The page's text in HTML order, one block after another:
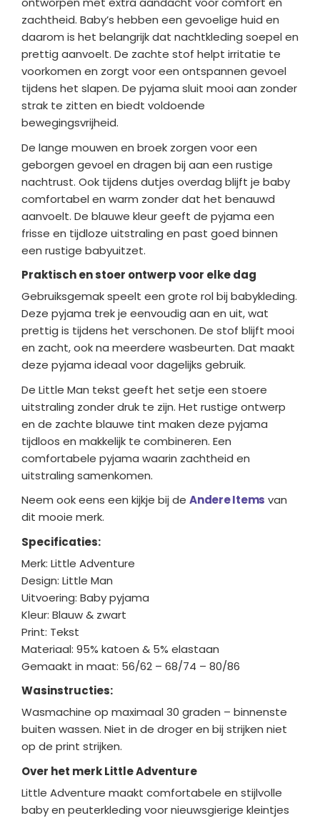
zachtheid. Baby’s hebben een gevoelige huid en
daarom is het belangrijk dat nachtkleding soepel en
prettig aanvoelt. De zachte stof helpt irritatie te
voorkomen en zorgt voor een ontspannen gevoel
tijdens het slapen. De pyjama sluit mooi aan zonder
strak te zitten en biedt voldoende
bewegingsvrijheid.
De lange mouwen en broek zorgen voor een
geborgen gevoel en dragen bij aan een rustige
nachtrust. Ook tijdens dutjes overdag blijft je baby
comfortabel en warm zonder dat het benauwd
aanvoelt. De blauwe kleur geeft de pyjama een
frisse en tijdloze uitstraling en past goed binnen
een rustige babyuitzet.
Praktisch en stoer ontwerp voor elke dag
Gebruiksgemak speelt een grote rol bij babykleding.
Deze pyjama trek je eenvoudig aan en uit, wat
prettig is tijdens het verschonen. De stof blijft mooi
en zacht, ook na meerdere wasbeurten. Dat maakt
deze pyjama ideaal voor dagelijks gebruik.
De Little Man tekst geeft het setje een stoere
uitstraling zonder druk te zijn. Het rustige ontwerp
en de zachte blauwe tint maken deze pyjama
tijdloos en makkelijk te combineren. Een
comfortabele pyjama waarin zachtheid en
uitstraling samenkomen.
Neem ook eens een kijkje bij de Andere Items van
dit mooie merk.
Specificaties:
Merk: Little Adventure
Design: Little Man
Uitvoering: Baby pyjama
Kleur: Blauw & zwart
Print: Tekst
Materiaal: 95% katoen & 5% elastaan
Gemaakt in maat: 56/62 – 68/74 – 80/86
Wasinstructies:
Wasmachine op maximaal 30 graden – binnenste
buiten wassen. Niet in de droger en bij strijken niet
op de print strijken.
Over het merk Little Adventure
Little Adventure maakt comfortabele en stijlvolle
baby en peuterkleding voor nieuwsgierige kleintjes